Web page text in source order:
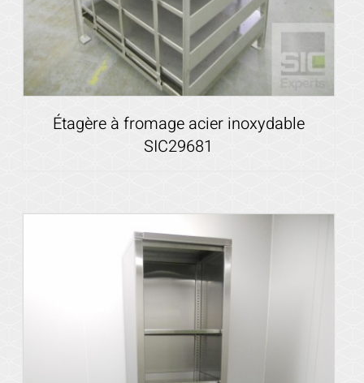
Voir les détails
Étagère à fromage acier inoxydable
SIC29681